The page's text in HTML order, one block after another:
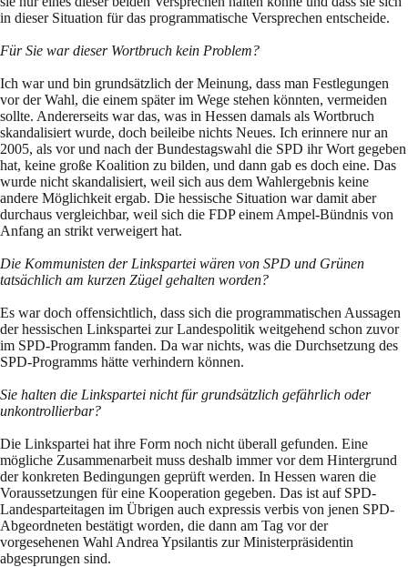
in dieser Situation für das programmatische Versprechen entscheide.
Für Sie war dieser Wortbruch kein Problem?
Ich war und bin grundsätzlich der Meinung, dass man Festlegungen
vor der Wahl, die einem später im Wege stehen könnten, vermeiden
sollte. Andererseits war das, was in Hessen damals als Wortbruch
skandalisiert wurde, doch beileibe nichts Neues. Ich erinnere nur an
2005, als vor und nach der Bundestagswahl die SPD ihr Wort gegeben
hat, keine große Koalition zu bilden, und dann gab es doch eine. Das
wurde nicht skandalisiert, weil sich aus dem Wahlergebnis keine
andere Möglichkeit ergab. Die hessische Situation war damit aber
durchaus vergleichbar, weil sich die FDP einem Ampel-Bündnis von
Anfang an strikt verweigert hat.
Die Kommunisten der Linkspartei wären von SPD und Grünen
tatsächlich am kurzen Zügel gehalten worden?
Es war doch offensichtlich, dass sich die programmatischen Aussagen
der hessischen Linkspartei zur Landespolitik weitgehend schon zuvor
im SPD-Programm fanden. Da war nichts, was die Durchsetzung des
SPD-Programms hätte verhindern können.
Sie halten die Linkspartei nicht für grundsätzlich gefährlich oder
unkontrollierbar?
Die Linkspartei hat ihre Form noch nicht überall gefunden. Eine
mögliche Zusammenarbeit muss deshalb immer vor dem Hintergrund
der konkreten Bedingungen geprüft werden. In Hessen waren die
Voraussetzungen für eine Kooperation gegeben. Das ist auf SPD-
Landesparteitagen im Übrigen auch expressis verbis von jenen SPD-
Abgeordneten bestätigt worden, die dann am Tag vor der
vorgesehenen Wahl Andrea Ypsilantis zur Ministerpräsidentin
abgesprungen sind.